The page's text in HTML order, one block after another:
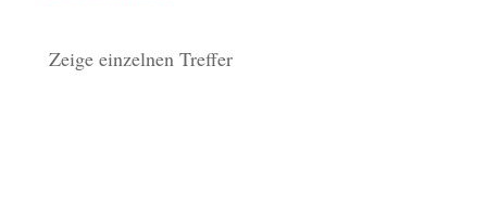
Zeige einzelnen Treffer